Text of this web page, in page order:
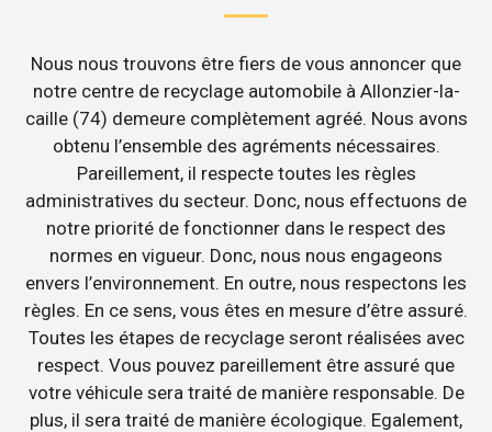
Nous nous trouvons être fiers de vous annoncer que
notre centre de recyclage automobile à Allonzier-la-
caille (74) demeure complètement agréé. Nous avons
obtenu l’ensemble des agréments nécessaires.
Pareillement, il respecte toutes les règles
administratives du secteur. Donc, nous effectuons de
notre priorité de fonctionner dans le respect des
normes en vigueur. Donc, nous nous engageons
envers l’environnement. En outre, nous respectons les
règles. En ce sens, vous êtes en mesure d’être assuré.
Toutes les étapes de recyclage seront réalisées avec
respect. Vous pouvez pareillement être assuré que
votre véhicule sera traité de manière responsable. De
plus, il sera traité de manière écologique. Egalement,